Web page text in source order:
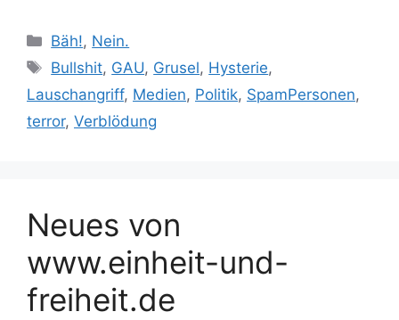
Kategorien
Bäh!, Nein.
Schlagwörter
Bullshit, GAU, Grusel, Hysterie,
Lauschangriff, Medien, Politik, SpamPersonen,
terror, Verblödung
Neues von
www.einheit-und-
freiheit.de